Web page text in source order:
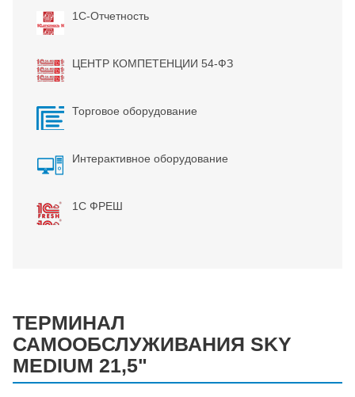
1С-Отчетность
ЦЕНТР КОМПЕТЕНЦИИ 54-ФЗ
Торговое оборудование
Интерактивное оборудование
1С ФРЕШ
ТЕРМИНАЛ
САМООБСЛУЖИВАНИЯ SKY
MEDIUM 21,5"